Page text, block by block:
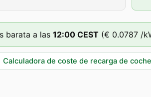
barata a las 12:00 CEST (€ 0.0787 /
Calculadora de coste de recarga de